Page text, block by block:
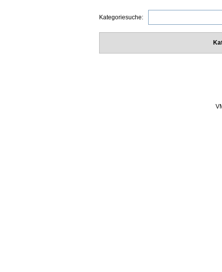
Kategoriesuche: